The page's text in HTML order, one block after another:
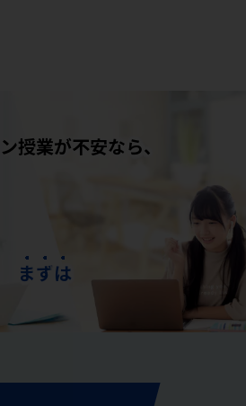
授業が不安なら、
まず は